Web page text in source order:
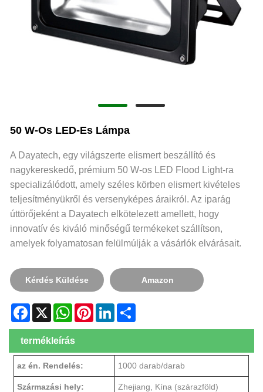
50 W-Os LED-Es Lámpa
A Dayatech, egy világszerte elismert beszállító és
nagykereskedő, prémium 50 W-os LED Flood Light-ra
specializálódott, amely széles körben elismert kivételes
teljesítményükről és versenyképes áraikról. Az iparág
úttörőjeként a Dayatech elkötelezett amellett, hogy
innovatív és kiváló minőségű termékeket szállítson,
amelyek folyamatosan felülmúlják a vásárlók elvárásait.
Kérdés Küldése Amazon
Facebook
X WhatsApp
PinterestLinkedIn
termékleírás
az én. Rendelés: 1000 darab/darab
Származási hely: Zhejiang, Kína (szárazföld)